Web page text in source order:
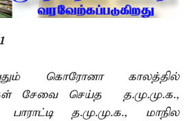
கொரோனா காலத்தில்
சேவை செய்த த.மு.மு.க.,
த.மு.மு.க., மாநில